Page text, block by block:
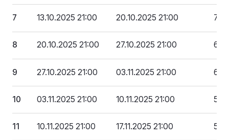
7 13.10.2025 21:00 20.10.2025 21:00
8 20.10.2025 21:00 27.10.2025 21:00 657
9 27.10.2025 21:00 03.11.2025 21:00
10 03.11.2025 21:00 10.11.2025 21:00
11 10.11.2025 21:00 17.11.2025 21:00